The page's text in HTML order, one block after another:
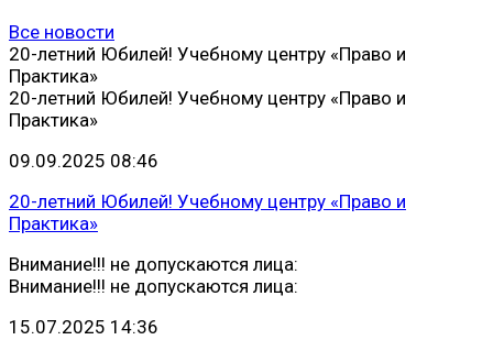
Все новости
20-летний Юбилей! Учебному центру «Право и
Практика»
20-летний Юбилей! Учебному центру «Право и
Практика»
09.09.2025 08:46
20-летний Юбилей! Учебному центру «Право и
Практика»
Внимание!!! не допускаются лица:
Внимание!!! не допускаются лица:
15.07.2025 14:36